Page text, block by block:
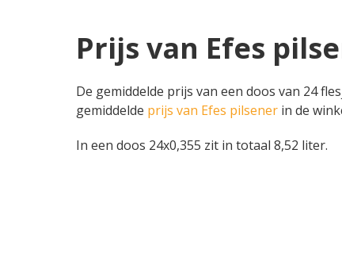
Prijs van Efes
De gemiddelde prijs van een doos van 24
gemiddelde prijs van Efes pilsener in de
In een doos 24x0,355 zit in totaal 8,52 liter.